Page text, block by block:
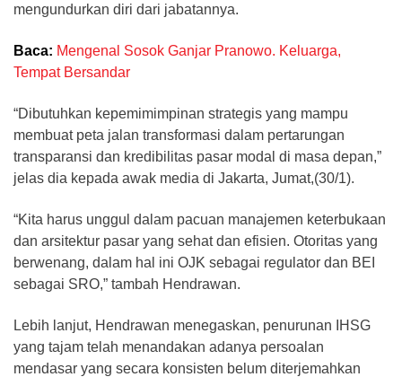
mengundurkan diri dari jabatannya.
Baca: Mengenal Sosok Ganjar Pranowo. Keluarga,
Tempat Bersandar
“Dibutuhkan kepemimimpinan strategis yang mampu
membuat peta jalan transformasi dalam pertarungan
transparansi dan kredibilitas pasar modal di masa depan,”
jelas dia kepada awak media di Jakarta, Jumat,(30/1).
“Kita harus unggul dalam pacuan manajemen keterbukaan
dan arsitektur pasar yang sehat dan efisien. Otoritas yang
berwenang, dalam hal ini OJK sebagai regulator dan BEI
sebagai SRO,” tambah Hendrawan.
Lebih lanjut, Hendrawan menegaskan, penurunan IHSG
yang tajam telah menandakan adanya persoalan
mendasar yang secara konsisten belum diterjemahkan